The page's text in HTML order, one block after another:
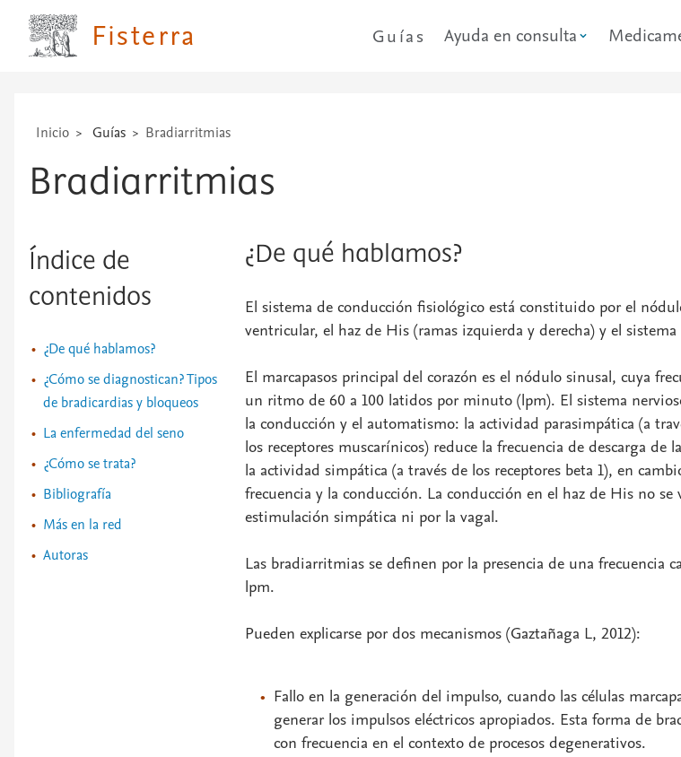
Fisterra Guías Ayuda en consulta
Inicio Guías Bradiarritmias
Bradiarritmias
Índice de
contenidos
¿De qué hablamos?
¿Cómo se diagnostican? Tipos
de bradicardias y bloqueos
La enfermedad del seno
¿Cómo se trata?
Bibliografía
Más en la red
Autoras
¿De qué hablamos?
El sistema de conducción fisiológico está constituido por el
ventricular, el haz de His (ramas izquierda y derecha) y el
El marcapasos principal del corazón es el nódulo sinusal, cuya
un ritmo de 60 a 100 latidos por minuto (lpm). El sistema
la conducción y el automatismo: la actividad parasimpática (a
los receptores muscarínicos) reduce la frecuencia de descarga de
la actividad simpática (a través de los receptores beta 1), en
frecuencia y la conducción. La conducción en el haz de His no
estimulación simpática ni por la vagal.
Las bradiarritmias se definen por la presencia de una frecuencia
lpm.
Pueden explicarse por dos mecanismos (Gaztañaga L, 2012):
Fallo en la generación del impulso, cuando las células
generar los impulsos eléctricos apropiados. Esta forma de
con frecuencia en el contexto de procesos degenerativos.